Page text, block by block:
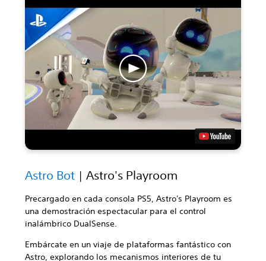
Astro Bot | Astro's Playroom
Precargado en cada consola PS5, Astro's Playroom es
una demostración espectacular para el control
inalámbrico DualSense.
Embárcate en un viaje de plataformas fantástico con
Astro, explorando los mecanismos interiores de tu